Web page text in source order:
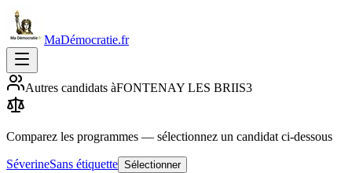
MaDémocratie.fr
Autres candidats àFONTENAY LES BRIIS3
Comparez les programmes — sélectionnez un candidat ci-dessous
SéverineSans étiquette Sélectionner